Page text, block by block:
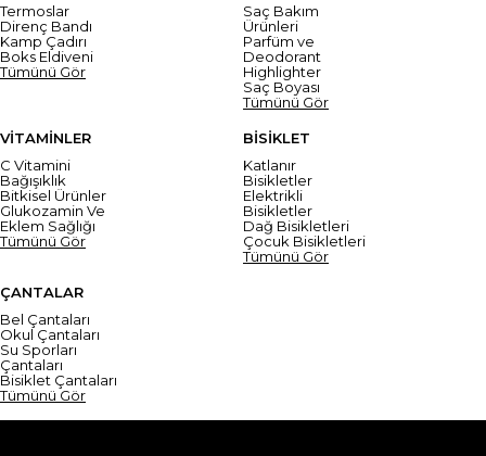
Termoslar
Direnç Bandı
Kamp Çadırı
Boks Eldiveni
Tümünü Gör
Saç Bakım
Ürünleri
Parfüm ve
Deodorant
Highlighter
Saç Boyası
Tümünü Gör
VİTAMİNLER
C Vitamini
Bağışıklık
Bitkisel Ürünler
Glukozamin Ve
Eklem Sağlığı
Tümünü Gör
BİSİKLET
Katlanır
Bisikletler
Elektrikli
Bisikletler
Dağ Bisikletleri
Çocuk Bisikletleri
Tümünü Gör
ÇANTALAR
Bel Çantaları
Okul Çantaları
Su Sporları
Çantaları
Bisiklet Çantaları
Tümünü Gör